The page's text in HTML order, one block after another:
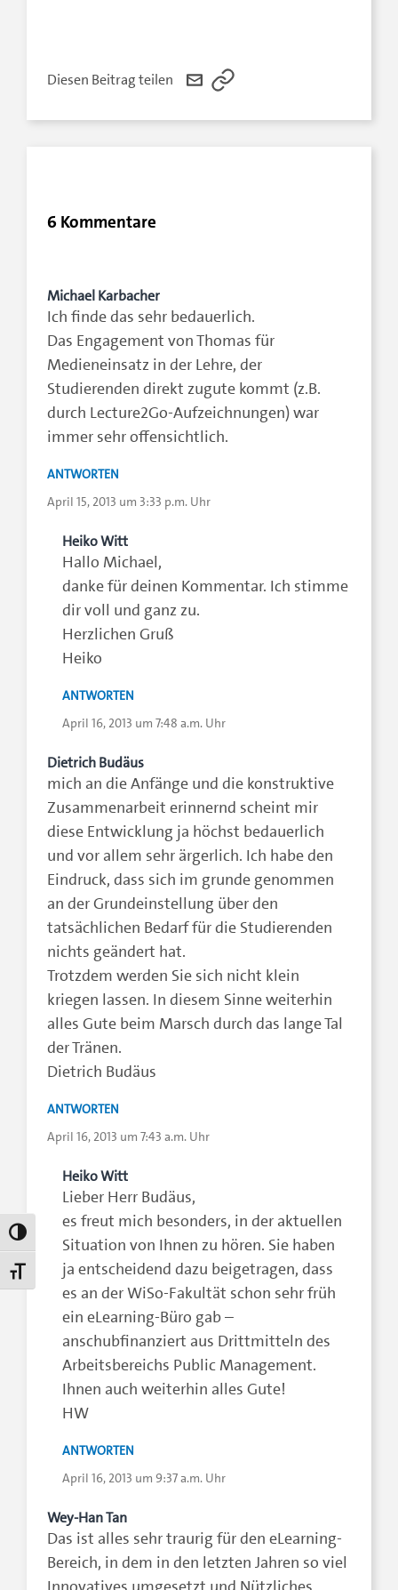
Umschalten auf hohe Kontraste
Schrift vergrößern
Diesen Beitrag teilen
6 Kommentare
Michael Karbacher
April 15, 2013 um 3:33 p.m. Uhr
Ich finde das sehr bedauerlich.
Das Engagement von Thomas für
Medieneinsatz in der Lehre, der
Studierenden direkt zugute kommt (z.B.
durch Lecture2Go-Aufzeichnungen) war
immer sehr offensichtlich.
ANTWORTEN
Heiko Witt
April 16, 2013 um 7:48 a.m. Uhr
Hallo Michael,
danke für deinen Kommentar. Ich stimme
dir voll und ganz zu.
Herzlichen Gruß
Heiko
ANTWORTEN
Dietrich Budäus
April 16, 2013 um 7:43 a.m. Uhr
mich an die Anfänge und die konstruktive
Zusammenarbeit erinnernd scheint mir
diese Entwicklung ja höchst bedauerlich
und vor allem sehr ärgerlich. Ich habe den
Eindruck, dass sich im grunde genommen
an der Grundeinstellung über den
tatsächlichen Bedarf für die Studierenden
nichts geändert hat.
Trotzdem werden Sie sich nicht klein
kriegen lassen. In diesem Sinne weiterhin
alles Gute beim Marsch durch das lange Tal
der Tränen.
Dietrich Budäus
ANTWORTEN
Heiko Witt
April 16, 2013 um 9:37 a.m. Uhr
Lieber Herr Budäus,
es freut mich besonders, in der aktuellen
Situation von Ihnen zu hören. Sie haben
ja entscheidend dazu beigetragen, dass
es an der WiSo-Fakultät schon sehr früh
ein eLearning-Büro gab –
anschubfinanziert aus Drittmitteln des
Arbeitsbereichs Public Management.
Ihnen auch weiterhin alles Gute!
HW
ANTWORTEN
Wey-Han Tan
Das ist alles sehr traurig für den eLearning-
Bereich, in dem in den letzten Jahren so viel